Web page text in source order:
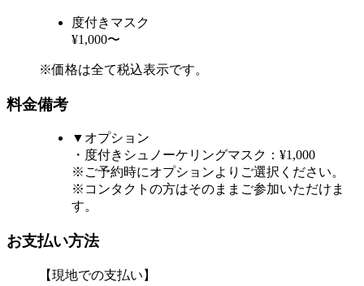
度付きマスク
¥1,000〜
※価格は全て税込表示です。
料金備考
▼オプション
・度付きシュノーケリングマスク：¥1,000
※ご予約時にオプションよりご選択ください。
※コンタクトの方はそのままご参加いただけま
す。
お支払い方法
【現地での支払い】